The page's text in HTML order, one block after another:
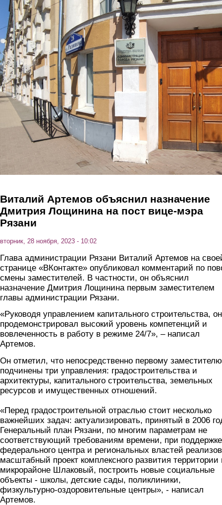
Перейти к основному содержанию
Виталий Артемов объяснил назначение
Дмитрия Лощинина на пост вице-мэра
Рязани
вторник, 28 ноября, 2023 - 10:02
Глава администрации Рязани Виталий Артемов на
странице «ВКонтакте» опубликовал комментарий по
смены заместителей. В частности, он объяснил
назначение Дмитрия Лощинина первым заместителем
главы администрации Рязани.
«Руководя управлением капитального строительства, он
продемонстрировал высокий уровень компетенций и
вовлеченность в работу в режиме 24/7», – написал
Артемов.
Он отметил, что непосредственно первому заместителю
подчинены три управления: градостроительства и
архитектуры, капитального строительства, земельных
ресурсов и имущественных отношений.
«Перед градостроительной отраслью стоит несколько
важнейших задач: актуализировать, принятый в 2006
Генеральный план Рязани, по многим параметрам не
соответствующий требованиям времени, при поддержке
федерального центра и региональных властей
масштабный проект комплексного развития территории
микрорайоне Шлаковый, построить новые социальные
объекты - школы, детские сады, поликлиники,
физкультурно-оздоровительные центры», - написал
Артемов.